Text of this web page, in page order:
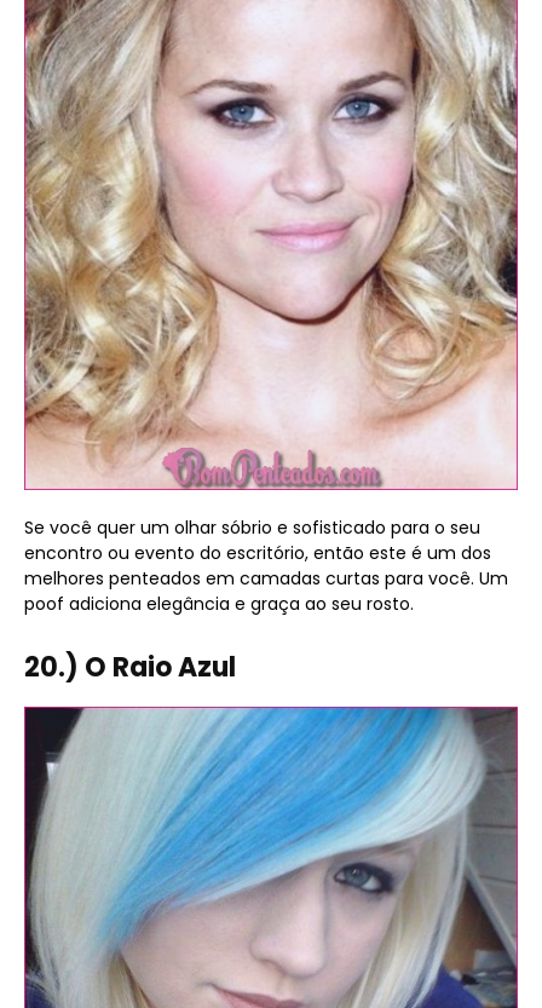
Se você quer um olhar sóbrio e sofisticado para o seu
encontro ou evento do escritório, então este é um dos
melhores penteados em camadas curtas para você. Um
poof adiciona elegância e graça ao seu rosto.
20.) O Raio Azul